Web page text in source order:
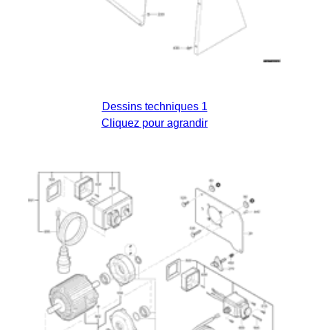
Dessins techniques 1
Cliquez pour agrandir